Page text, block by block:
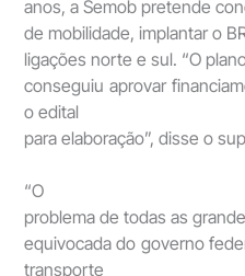
anos, a Semob pretende
de mobilidade, implantar o
ligações norte e sul. “O
conseguiu aprovar
o edital
para elaboração”, disse o
“O
problema de todas as
equivocada do governo
transporte